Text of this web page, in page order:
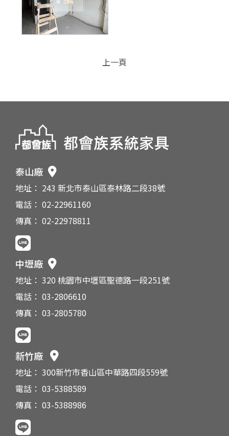
上一頁
泰山廠
地址： 243 新北市泰山區泰林路二段38號
電話： 02-22961160
傳真： 02-22978811
中壢廠
地址： 320 桃園市中壢區聖德路一段251號
電話： 03-2806610
傳真： 03-2805780
新竹廠
地址： 300新竹市香山區中華路四段559號
電話： 03-5388589
傳真： 03-5388986